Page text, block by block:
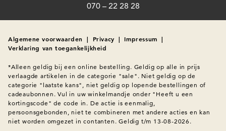
070 – 22 28 28
Algemene voorwaarden | Privacy | Impressum |
Verklaring van toegankelijkheid
*Alleen geldig bij een online bestelling. Geldig op alle in prijs
verlaagde artikelen in de categorie "sale". Niet geldig op de
categorie "laatste kans", niet geldig op lopende bestellingen of
cadeaubonnen. Vul in uw winkelmandje onder "Heeft u een
kortingscode" de code in. De actie is eenmalig,
persoonsgebonden, niet te combineren met andere acties en kan
niet worden omgezet in contanten. Geldig t/m 13-08-2026.